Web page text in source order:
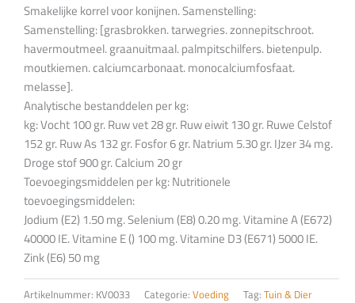
Smakelijke korrel voor konijnen. Samenstelling:
Samenstelling: [grasbrokken. tarwegries. zonnepitschroot.
havermoutmeel. graanuitmaal. palmpitschilfers. bietenpulp.
moutkiemen. calciumcarbonaat. monocalciumfosfaat.
melasse].
Analytische bestanddelen per kg:
kg: Vocht 100 gr. Ruw vet 28 gr. Ruw eiwit 130 gr. Ruwe Celstof
152 gr. Ruw As 132 gr. Fosfor 6 gr. Natrium 5.30 gr. IJzer 34 mg.
Droge stof 900 gr. Calcium 20 gr
Toevoegingsmiddelen per kg: Nutritionele
toevoegingsmiddelen:
Jodium (E2) 1.50 mg. Selenium (E8) 0.20 mg. Vitamine A (E672)
40000 IE. Vitamine E () 100 mg. Vitamine D3 (E671) 5000 IE.
Zink (E6) 50 mg
Artikelnummer: KV0033 Categorie: Voeding Tag: Tuin & Dier